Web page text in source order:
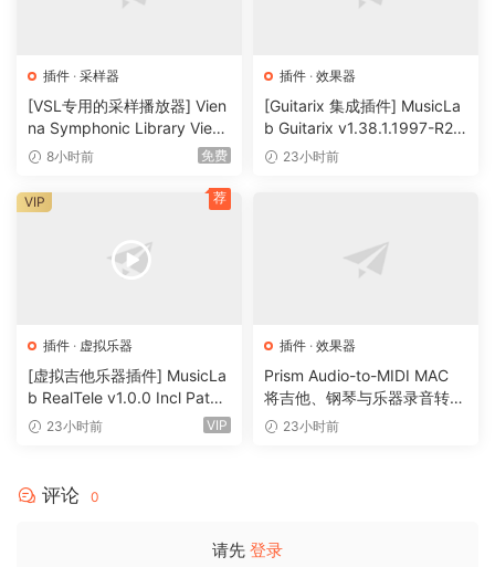
插件 · 采样器
[VSL专用的采样播放器] Vien
na Symphonic Library Vienn
a Synchron Player v1.3.302
8小时前 免费
插件 · 效果器
[Guitarix 集成插件] MusicLa
b Guitarix v1.38.1.1997-R2R
[WiN]（7.5MB）
23小时前
插件 · 虚拟乐器
[虚拟吉他乐器插件] MusicLa
b RealTele v1.0.0 Incl Patch
ed and Keygen-R2R [WiN]
23小时前 VIP
VIP 荐
插件 · 效果器
Prism Audio-to-MIDI MAC
将吉他、钢琴与乐器录音转换
为可编辑 MIDI
23小时前
评论 0
请先 登录